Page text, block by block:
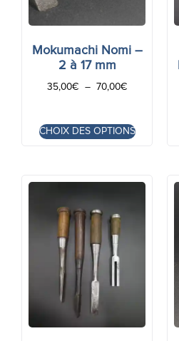
Mokumachi Nomi –
2 à 17 mm
35,00€ – 70,00€
CHOIX DES OPTIONS